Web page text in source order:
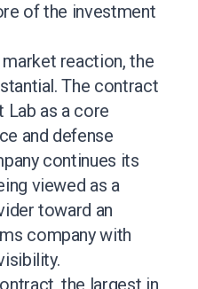
of the investment
reaction, the
The contract
as a core
and defense
continues its
viewed as a
toward an
company with
the largest in